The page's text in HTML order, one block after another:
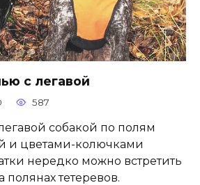
с легавой
587
собакой по полям
и цветами-колючками
нередко можно встретить
тетеревов.